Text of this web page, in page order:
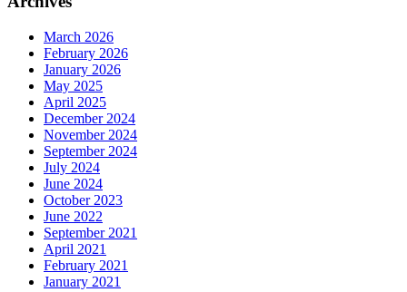
March 2026
February 2026
January 2026
May 2025
April 2025
December 2024
November 2024
September 2024
July 2024
June 2024
October 2023
June 2022
September 2021
April 2021
February 2021
January 2021